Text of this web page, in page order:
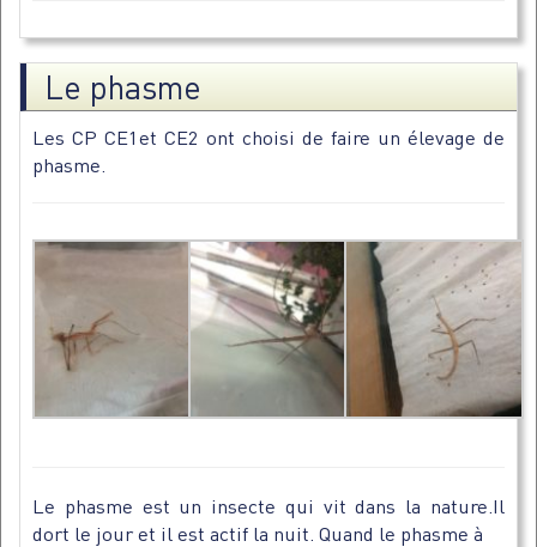
Le phasme
Les CP CE1et CE2 ont choisi de faire un élevage de
phasme.
Le phasme est un insecte qui vit dans la nature.Il
dort le jour et il est actif la nuit. Quand le phasme à